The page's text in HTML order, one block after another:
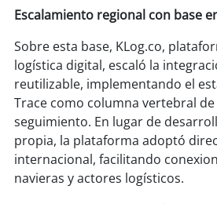
Escalamiento regional con base
Sobre esta base, KLog.co,
logística digital, escaló la
reutilizable, implementando el
Trace como columna vertebral
seguimiento. En lugar de
propia, la plataforma adoptó
internacional, facilitando
navieras y actores logísticos.